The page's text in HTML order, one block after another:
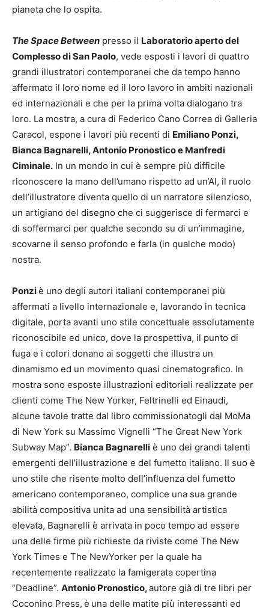
pianeta che lo ospita.
The Space Between presso il Laboratorio aperto del
Complesso di San Paolo, vede esposti i lavori di quattro
grandi illustratori contemporanei che da tempo hanno
affermato il loro nome ed il loro lavoro in ambiti nazionali
ed internazionali e che per la prima volta dialogano tra
loro. La mostra, a cura di Federico Cano Correa di Galleria
Caracol, espone i lavori più recenti di Emiliano Ponzi,
Bianca Bagnarelli, Antonio Pronostico e Manfredi
Ciminale. In un mondo in cui è sempre più difficile
riconoscere la mano dell’umano rispetto ad un’AI, il ruolo
dell’illustratore diventa quello di un narratore silenzioso,
un artigiano del disegno che ci suggerisce di fermarci e
di soffermarci per qualche secondo su di un’immagine,
scovarne il senso profondo e farla (in qualche modo)
nostra.
Ponziè uno degli autori italiani contemporanei più
affermati a livello internazionale e, lavorando in tecnica
digitale, porta avanti uno stile concettuale assolutamente
riconoscibile ed unico, dove la prospettiva, il punto di
fuga e i colori donano ai soggetti che illustra un
dinamismo ed un movimento quasi cinematografico. In
mostra sono esposte illustrazioni editoriali realizzate per
clienti come The New Yorker, Feltrinelli ed Einaudi,
alcune tavole tratte dal libro commissionatogli dal MoMa
di New York su Massimo Vignelli “The Great New York
Subway Map”. Bianca Bagnarelli è uno dei grandi talenti
emergenti dell’illustrazione e del fumetto italiano. Il suo è
uno stile che risente molto dell’influenza del fumetto
americano contemporaneo, complice una sua grande
abilità compositiva unita ad una sensibilità artistica
elevata, Bagnarelli è arrivata in poco tempo ad essere
una delle firme più richieste da riviste come The New
York Times e The NewYorker per la quale ha
recentemente realizzato la famigerata copertina
“Deadline”. Antonio Pronostico,autore già di tre libri per
Coconino Press, è una delle matite più interessanti ed